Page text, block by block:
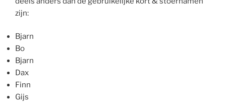
zijn:
Bjarn
Bo
Bjarn
Dax
Finn
Gijs